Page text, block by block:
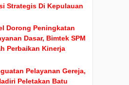
Strategis Di Kepulauan
Dorong Peningkatan
Dasar, Bimtek SPM
Perbaikan Kinerja
Pelayanan Gereja,
Peletakan Batu